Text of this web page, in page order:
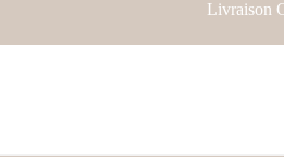
Livraison